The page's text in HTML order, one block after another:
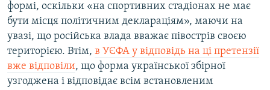
формі, оскільки «на спортивних стадіонах не має
бути місця політичним деклараціям», маючи на
увазі, що російська влада вважає півострів своєю
територією. Втім, в УЄФА у відповідь на ці претензії
вже відповіли, що форма української збірної
узгоджена і відповідає всім встановленим